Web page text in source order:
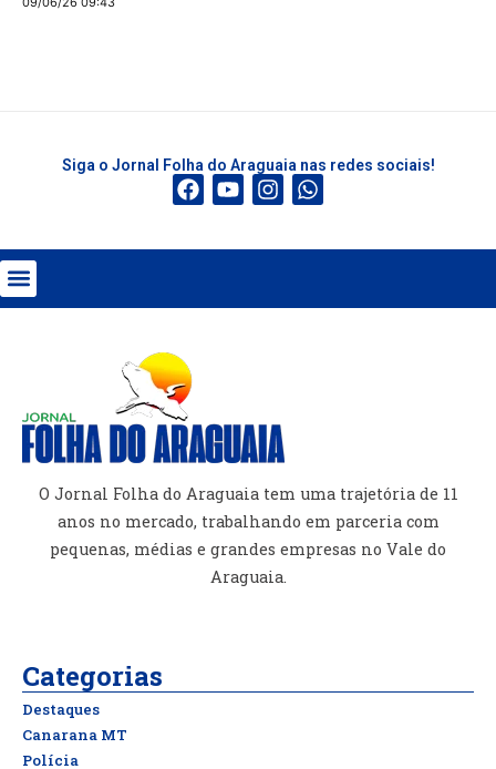
Siga o Jornal Folha do Araguaia nas redes sociais!
O Jornal Folha do Araguaia tem uma trajetória de 11
anos no mercado, trabalhando em parceria com
pequenas, médias e grandes empresas no Vale do
Araguaia.
Categorias
Destaques
Canarana MT
Polícia